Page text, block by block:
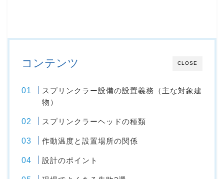
CLOSE
コンテンツ
スプリンクラー設備の設置義務（主な対象建
物）
スプリンクラーヘッドの種類
作動温度と設置場所の関係
設計のポイント